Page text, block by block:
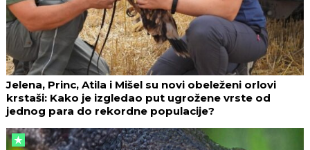
Jelena, Princ, Atila i Mišel su novi obeleženi orlovi
krstaši: Kako je izgledao put ugrožene vrste od
jednog para do rekordne populacije?